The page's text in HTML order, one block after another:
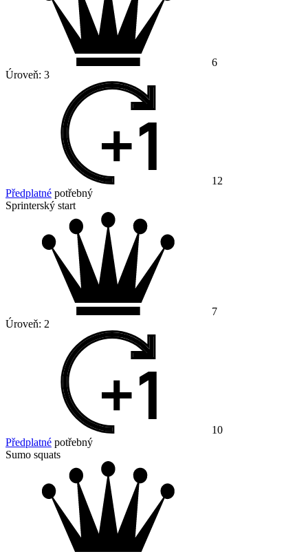
6
Úroveň: 3
12
Předplatné potřebný
Sprinterský start
7
Úroveň: 2
10
Předplatné potřebný
Sumo squats